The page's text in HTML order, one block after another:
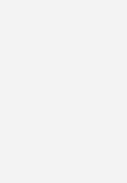
sorgt für lange
Schäden, längere Lebensdauer:
Contact möglich ist, erklärt Nils